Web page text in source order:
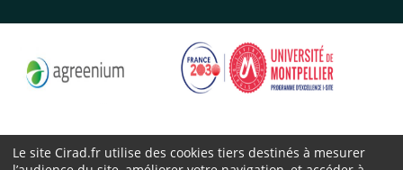
Le site Cirad.fr utilise des cookies tiers destinés à mesurer